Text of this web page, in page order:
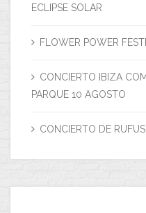
ECLIPSE SOLAR
FLOWER POWER
CONCIERTO IBIZA
PARQUE 10 AGOSTO
CONCIERTO DE